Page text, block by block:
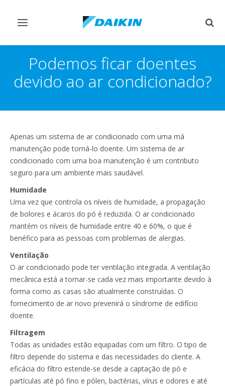
Comutar
Podemos ficar doentes
devido ao ar condicionado?
Apenas um sistema de ar condicionado com uma má
manutenção pode torná-lo doente. Um sistema de ar
condicionado com uma boa manutenção é um contributo
seguro para um ambiente mais saudável.
Humidade
Uma vez que controla os níveis de humidade, a propagação
de bolores e ácaros do pó é reduzida. O ar condicionado
mantém os níveis de humidade entre 40 e 60%, o que é
benéfico para as pessoas com problemas de alergias.
Ventilação
O ar condicionado pode ter ventilação integrada. A ventilação
mecânica está a tornar-se cada vez mais importante devido à
forma como as casas são atualmente construídas. O
fornecimento de ar novo prevenirá o síndrome de edifício
doente.
Filtragem
Todas as unidades estão equipadas com um filtro. O tipo de
filtro depende do sistema e das necessidades do cliente. A
eficácia do filtro estende-se desde a captação de pó e
partículas até pó fino e pólen, bactérias, vírus e odores e até